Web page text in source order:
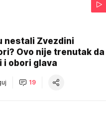
nestali Zvezdini
Ovo nije trenutak da
i obori glava
19